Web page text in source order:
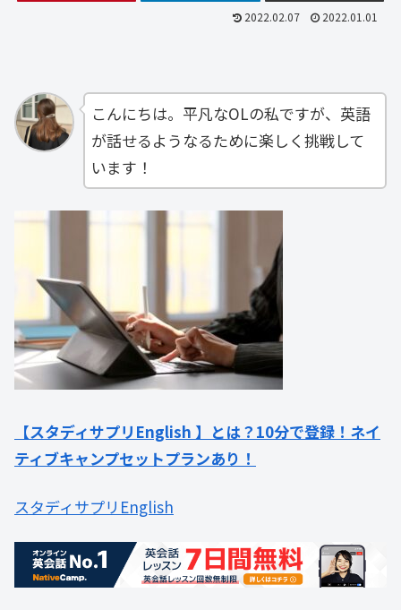
2022.02.07
2022.01.01
こんにちは。平凡なOLの私ですが、英語
が話せるようなるために楽しく挑戦して
います！
【スタディサプリEnglish 】とは？10分で登録！ネイ
ティブキャンプセットプランあり！
スタディサプリEnglish